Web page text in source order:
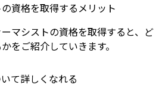
資格を取得するメリット
マシストの資格を取得すると、ど
をご紹介していきます。
て詳しくなれる